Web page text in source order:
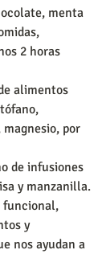
menta
2 horas
alimentos
por
de infusiones
y manzanilla.
funcional,
y
nos ayudan a